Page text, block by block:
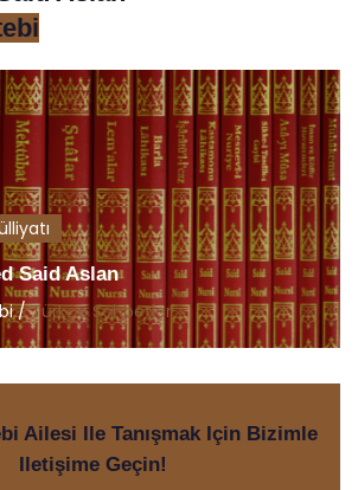
Said Aslan
/Türkçe Sohbetler
Ailesi Ile Tanışmak Için Bizimle
Iletişime Geçin!